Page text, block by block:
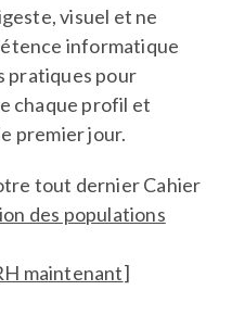
visuel et ne
informatique
pratiques pour
chaque profil et
premier jour.
tout dernier Cahier
des populations
maintenant]